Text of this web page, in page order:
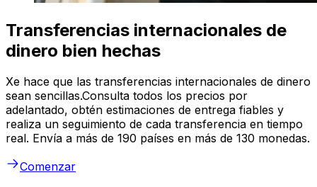
Transferencias internacionales de
dinero bien hechas
Xe hace que las transferencias internacionales de dinero
sean sencillas.Consulta todos los precios por
adelantado, obtén estimaciones de entrega fiables y
realiza un seguimiento de cada transferencia en tiempo
real. Envía a más de 190 países en más de 130 monedas.
Comenzar